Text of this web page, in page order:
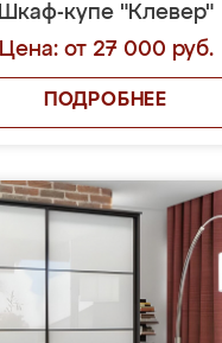
Шкаф-купе "Клевер"
Цена: от 27 000 руб.
ПОДРОБНЕЕ